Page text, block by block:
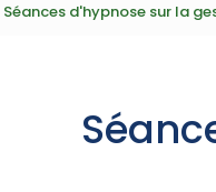
Séances d'hypnose sur la